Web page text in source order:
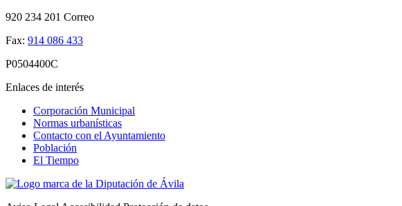
920 234 201 Correo
Fax: 914 086 433
P0504400C
Enlaces de interés
Corporación Municipal
Normas urbanísticas
Contacto con el Ayuntamiento
Población
El Tiempo